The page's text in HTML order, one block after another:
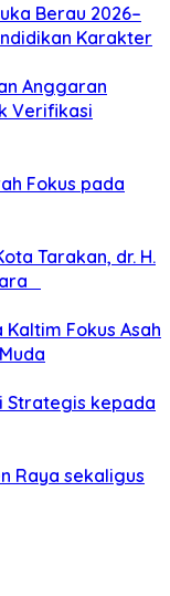
Berau 2026–
Karakter
Anggaran
Verifikasi
Fokus pada
Tarakan, dr. H.
Kaltim Fokus Asah
Strategis kepada
Raya sekaligus